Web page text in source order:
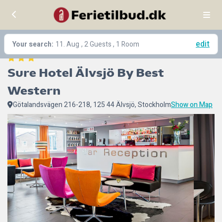
Your search: 11. Aug , 2 Guests , 1 Room edit
Sure Hotel Älvsjö By Best
Western
Götalandsvägen 216-218, 125 44 Älvsjö, StockholmShow on Map